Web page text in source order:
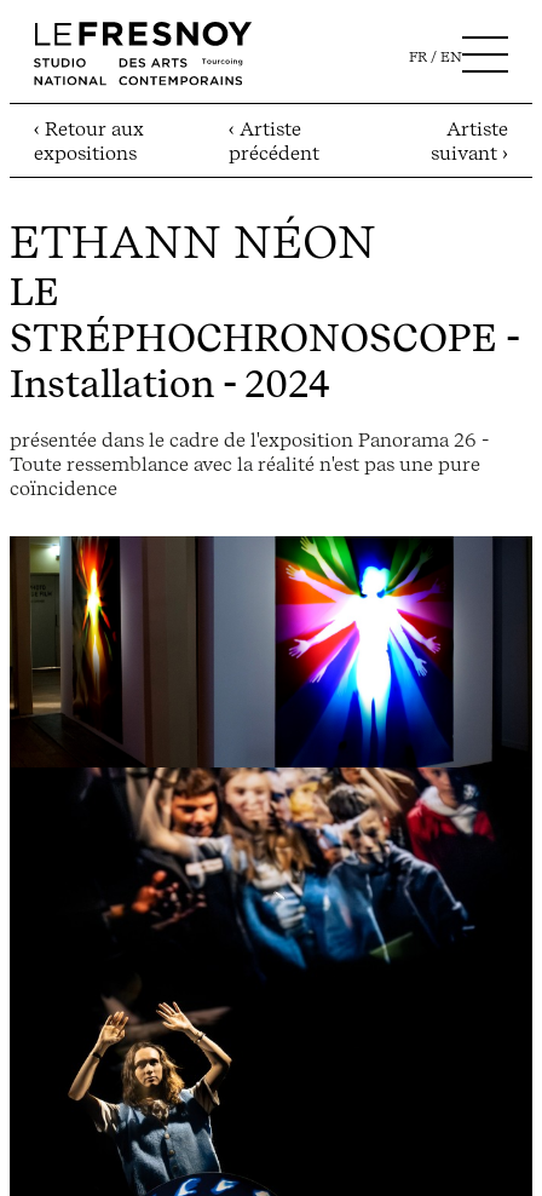
FR EN
‹ Retour aux
expositions
‹ Artiste
précédent
Artiste
suivant ›
ETHANN NÉON
LE
STRÉPHOCHRONOSCOPE -
Installation - 2024
présentée dans le cadre de l'exposition Panorama 26 -
Toute ressemblance avec la réalité n'est pas une pure
coïncidence